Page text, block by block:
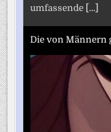
umfassende [...]
Die von Männern